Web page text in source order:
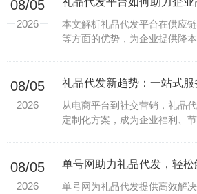
08/05
2026
本文解析礼品代发平台在供应
等方面的优势，为企业提供降
08/05
2026
从电商平台到社交营销，礼品
定制化方案，成为企业福利、
08/05
2026
单号网助力礼品代发，轻
单号网为礼品代发提供高效解